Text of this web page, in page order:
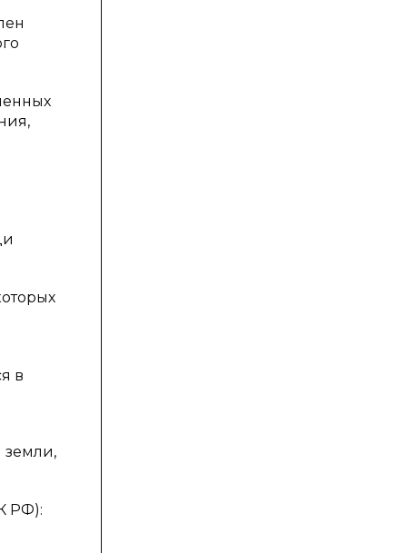
в
земли,
РФ):